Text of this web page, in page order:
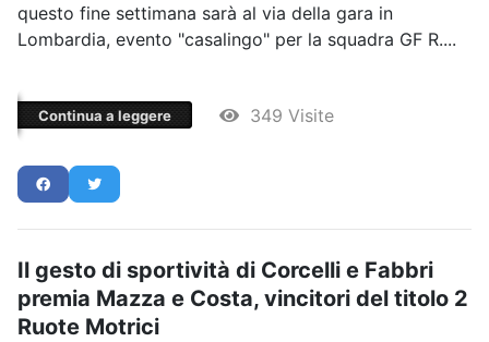
questo fine settimana sarà al via della gara in
Lombardia, evento "casalingo" per la squadra GF R....
Continua a leggere 349 Visite
Il gesto di sportività di Corcelli e Fabbri
premia Mazza e Costa, vincitori del titolo 2
Ruote Motrici